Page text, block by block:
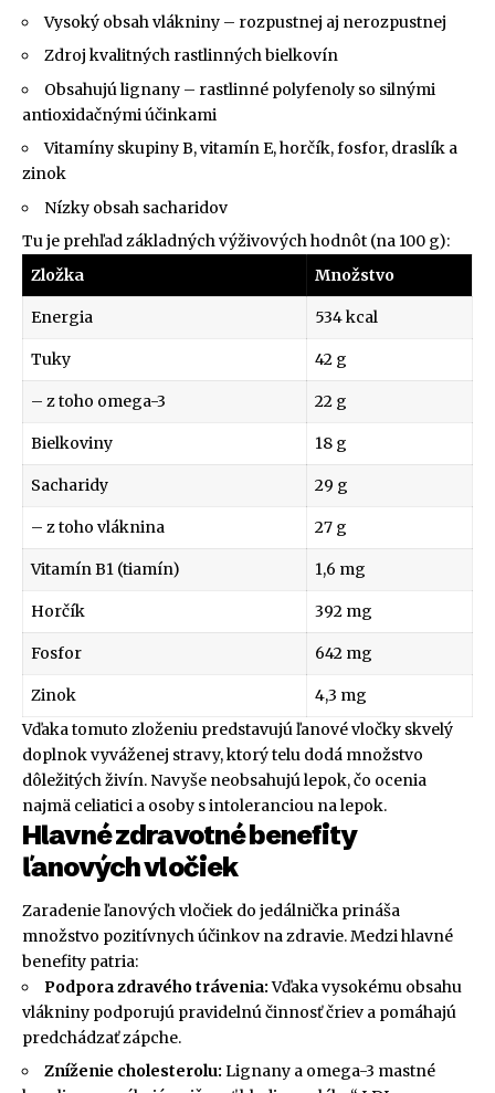
Vysoký obsah vlákniny – rozpustnej aj nerozpustnej
Zdroj kvalitných rastlinných bielkovín
Obsahujú lignany – rastlinné polyfenoly so silnými
antioxidačnými účinkami
Vitamíny skupiny B, vitamín E, horčík, fosfor, draslík a
zinok
Nízky obsah sacharidov
Tu je prehľad základných výživových hodnôt (na 100 g):
Zložka
Množstvo
Energia 534 kcal
Tuky 42 g
– z toho omega-3 22 g
Bielkoviny 18 g
Sacharidy 29 g
– z toho vláknina 27 g
Vitamín B1 (tiamín) 1,6 mg
Horčík 392 mg
Fosfor 642 mg
Zinok
4,3 mg
Vďaka tomuto zloženiu predstavujú ľanové vločky skvelý
doplnok vyváženej stravy, ktorý telu dodá množstvo
dôležitých živín. Navyše neobsahujú lepok, čo ocenia
najmä celiatici a osoby s intoleranciou na lepok.
Hlavné zdravotné benefity
ľanových vločiek
Zaradenie ľanových vločiek do jedálnička prináša
množstvo pozitívnych účinkov na zdravie. Medzi hlavné
benefity patria:
Podpora zdravého trávenia:Vďaka vysokému obsahu
vlákniny podporujú pravidelnú činnosť čriev a pomáhajú
predchádzať zápche.
Zníženie cholesterolu: Lignany a omega-3 mastné